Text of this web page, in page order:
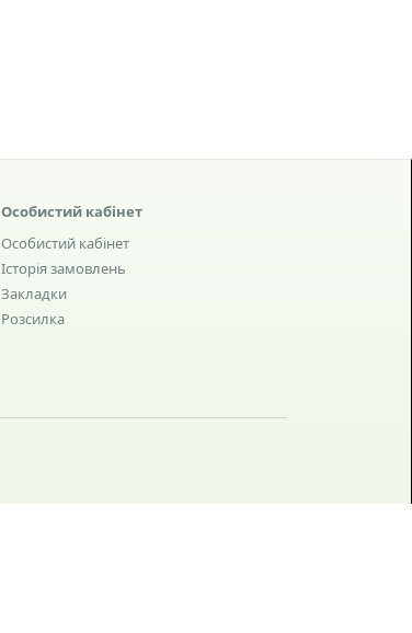
Особистий кабінет
Особистий кабінет
Історія замовлень
Закладки
Розсилка